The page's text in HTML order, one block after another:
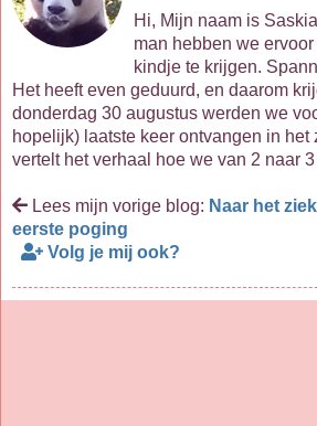
Hi, Mijn naam is
man hebben we
kindje te krijgen.
Het heeft even geduurd, en daarom
donderdag 30 augustus werden we
hopelijk) laatste keer ontvangen in
vertelt het verhaal hoe we van 2 naar
Lees mijn vorige blog: Naar het
eerste poging
Volg je mij ook?